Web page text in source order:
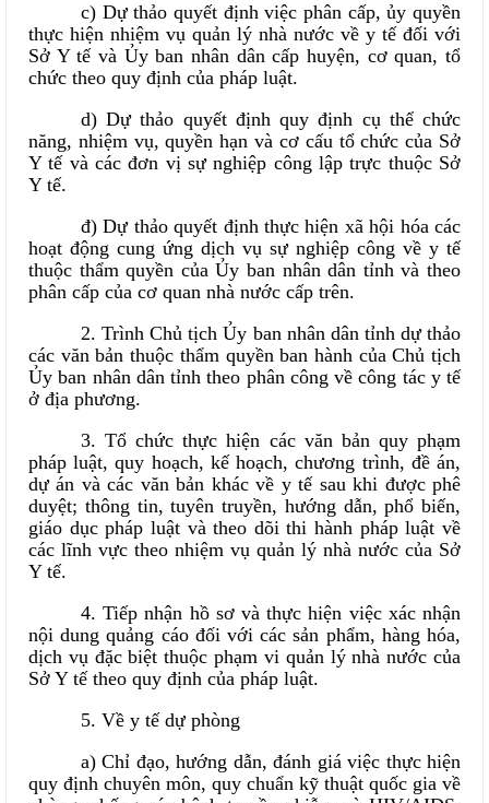
c) Dự thảo quyết định việc phân cấp, ủy quyền
thực hiện nhiệm vụ quản lý nhà nước về y tế đối với
Sở Y tế và Ủy ban nhân dân cấp huyện, cơ quan, tổ
chức theo quy định của pháp luật.
d) Dự thảo quyết định quy định cụ thể chức
năng, nhiệm vụ, quyền hạn và cơ cấu tổ chức của Sở
Y tế và các đơn vị sự nghiệp công lập trực thuộc Sở
Y tế.
đ) Dự thảo quyết định thực hiện xã hội hóa các
hoạt động cung ứng dịch vụ sự nghiệp công về y tế
thuộc thẩm quyền của Ủy ban nhân dân tỉnh và theo
phân cấp của cơ quan nhà nước cấp trên.
2. Trình Chủ tịch Ủy ban nhân dân tỉnh dự thảo
các văn bản thuộc thẩm quyền ban hành của Chủ tịch
Ủy ban nhân dân tỉnh theo phân công về công tác y tế
ở địa phương.
3. Tổ chức thực hiện các văn bản quy phạm
pháp luật, quy hoạch, kế hoạch, chương trình, đề án,
dự án và các văn bản khác về y tế sau khi được phê
duyệt; thông tin, tuyên truyền, hướng dẫn, phổ biến,
giáo dục pháp luật và theo dõi thi hành pháp luật về
các lĩnh vực theo nhiệm vụ quản lý nhà nước của Sở
Y tế.
4. Tiếp nhận hồ sơ và thực hiện việc xác nhận
nội dung quảng cáo đối với các sản phẩm, hàng hóa,
dịch vụ đặc biệt thuộc phạm vi quản lý nhà nước của
Sở Y tế theo quy định của pháp luật.
5. Về y tế dự phòng
a) Chỉ đạo, hướng dẫn, đánh giá việc thực hiện
quy định chuyên môn, quy chuẩn kỹ thuật quốc gia về